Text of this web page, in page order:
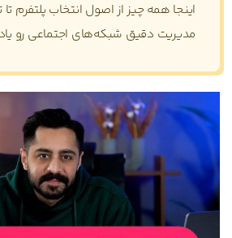
اینجا همه چیز از اصول انتخاب پلتفرم تا
مدیریت دقیق شبکه‌های اجتماعی رو